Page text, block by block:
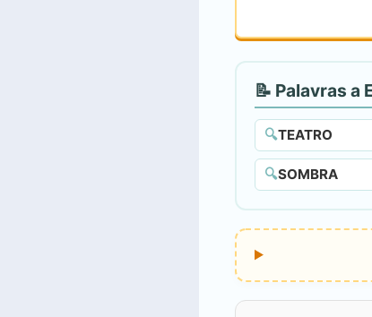
📝 Palavras a
🔍TEATRO
🔍SOMBRA